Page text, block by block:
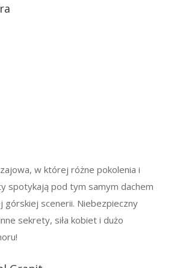
w której różne pokolenia i
spotykają pod tym samym dachem
górskiej scenerii. Niebezpieczny
sekrety, siła kobiet i dużo